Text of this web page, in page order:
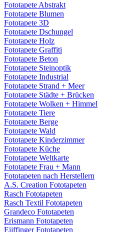
Fototapete Abstrakt
Fototapete Blumen
Fototapete 3D
Fototapete Dschungel
Fototapete Holz
Fototapete Graffiti
Fototapete Beton
Fototapete Steinoptik
Fototapete Industrial
Fototapete Strand + Meer
Fototapete Städte + Brücken
Fototapete Wolken + Himmel
Fototapete Tiere
Fototapete Berge
Fototapete Wald
Fototapete Kinderzimmer
Fototapete Küche
Fototapete Weltkarte
Fototapete Frau + Mann
Fototapeten nach Herstellern
A.S. Creation Fototapeten
Rasch Fototapeten
Rasch Textil Fototapeten
Grandeco Fototapeten
Erismann Fototapeten
Eijffinger Fototapeten